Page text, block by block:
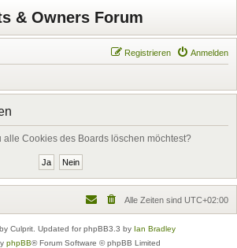
& Owners Forum
Anmelden
Registrieren
alle Cookies des Boards löschen möchtest?
Alle Zeiten sind UTC+02:00
Culprit. Updated for phpBB3.3 by Ian Bradley
phpBB® Forum Software © phpBB Limited